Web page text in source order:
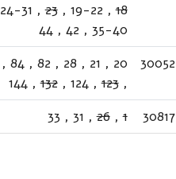
18
,
19-22
,
23
,
24-31
35-40
,
42
,
44
30052
20
,
21
,
28
,
82
,
84
,
,
123
,
124
,
132
,
144
30817
1
,
26
,
31
,
33